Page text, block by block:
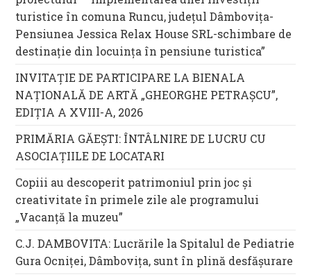
turistice în comuna Runcu, județul Dâmbovița-
Pensiunea Jessica Relax House SRL-schimbare de
destinație din locuința în pensiune turistica”
INVITAȚIE DE PARTICIPARE LA BIENALA
NAȚIONALĂ DE ARTĂ „GHEORGHE PETRAȘCU”,
EDIŢIA A XVIII-A, 2026
PRIMĂRIA GĂEȘTI: ÎNTÂLNIRE DE LUCRU CU
ASOCIAȚIILE DE LOCATARI
Copiii au descoperit patrimoniul prin joc și
creativitate în primele zile ale programului
„Vacanță la muzeu”
C.J. DAMBOVITA: Lucrările la Spitalul de Pediatrie
Gura Ocniței, Dâmbovița, sunt în plină desfășurare